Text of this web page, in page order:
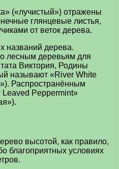
(«лучистый») отражены
глянцевые листья,
от веток дерева.
названий дерева.
лесным деревьям для
Виктория, Родины
называют «River White
Распространённым
Leaved Peppermint»
высотой, как правило,
благоприятных условиях